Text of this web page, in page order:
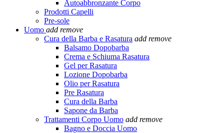
Autoabbronzante Corpo
Prodotti Capelli
Pre-sole
Uomo add remove
Cura della Barba e Rasatura add remove
Balsamo Dopobarba
Crema e Schiuma Rasatura
Gel per Rasatura
Lozione Dopobarba
Olio per Rasatura
Pre Rasatura
Cura della Barba
Sapone da Barba
Trattamenti Corpo Uomo add remove
Bagno e Doccia Uomo